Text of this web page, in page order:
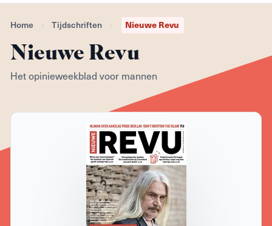
Home Tijdschriften Nieuwe Revu
Nieuwe Revu
Het opinieweekblad voor mannen